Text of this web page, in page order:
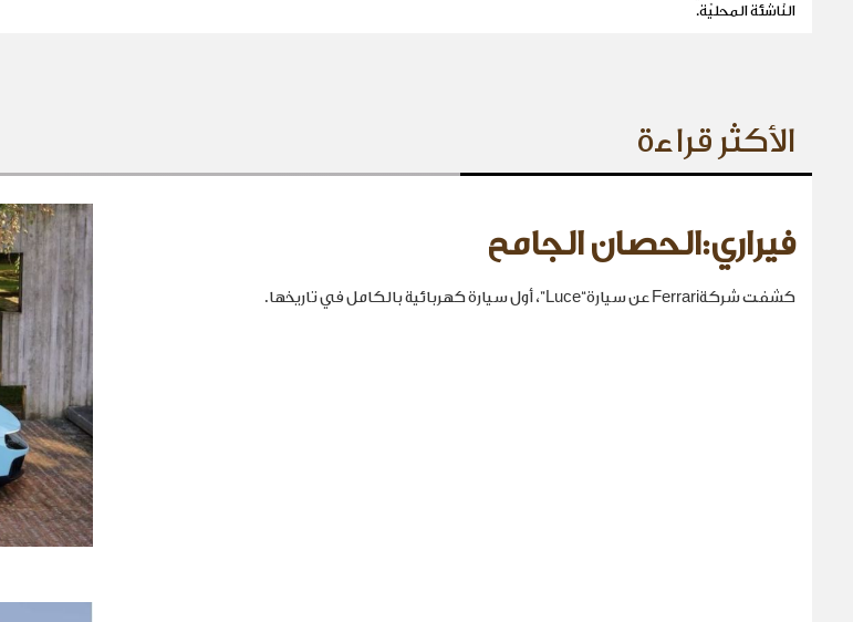
النّاشئة المحليّة.
الأكثر قراءة
فيراري:الحصان الجامح
كشفت شركةFerrari عن سيارة“Luce”، أول سيارة كهربائية بالكامل في تاريخها.